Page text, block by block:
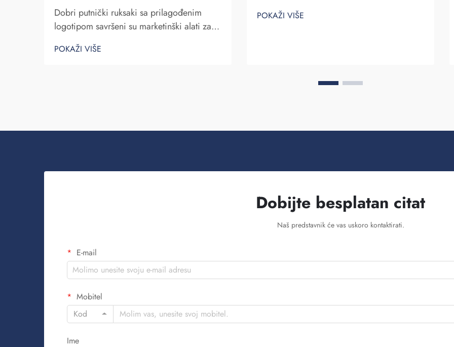
Dobri putnički ruksaki sa prilagođenim
logotipom savršeni su marketinški alati za
pokazati mnogim ljudima ne može se
POKAŽI VIŠE
Dobavljači su tvrtke koje prodaju stvari, dok
POKAŽI VIŠE
Dobijte besplatan citat
Naš predstavnik će vas uskoro kontaktirati.
E-mail
Mobitel
Kod
Ime